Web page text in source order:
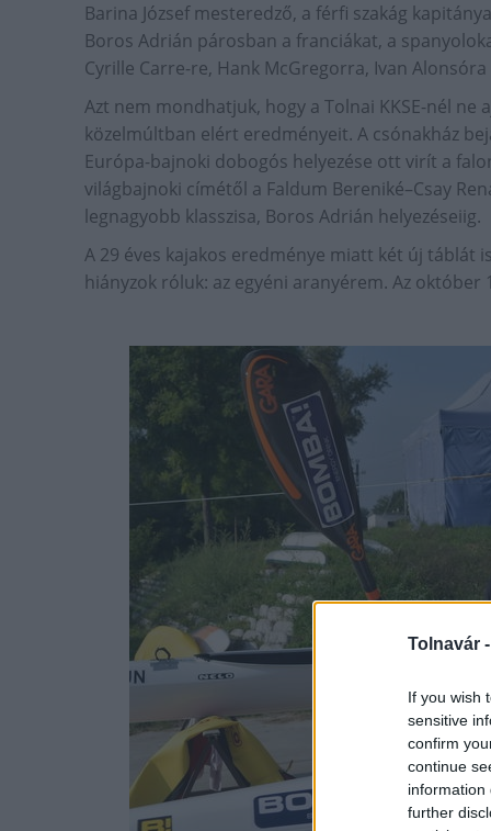
Tolnavár -
If you wish
sensitive
confirm
continue
information
further
Barina József mesteredző, a férfi szakág
Boros Adrián párosban a franciákat, a
Cyrille Carre-re, Hank McGregorra, Ivan
Azt nem mondhatjuk, hogy a Tolnai KKSE-nél
közelmúltban elért eredményeit. A csónakház
Európa-bajnoki dobogós helyezése ott virít a
világbajnoki címétől a Faldum Bereniké–Csay
legnagyobb klasszisa, Boros Adrián helyezéseiig.
A 29 éves kajakos eredménye miatt két új táblát
hiányzok róluk: az egyéni aranyérem. Az